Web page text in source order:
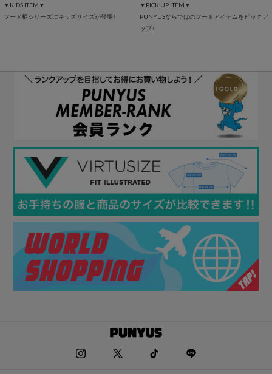
▼KIDS ITEM▼
フード柄シリーズにキッズサイズが登場♪
▼PICK UP ITEM▼
PUNYUSならではのフードアイテムをピックア
ップ♪